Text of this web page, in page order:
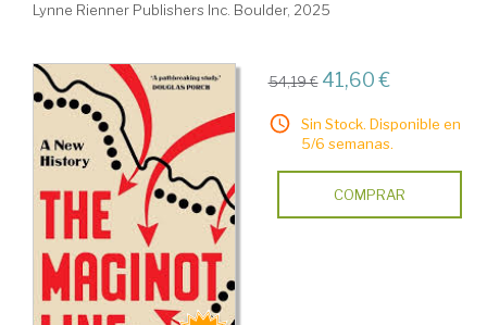
Lynne Rienner Publishers Inc. Boulder, 2025
54,19 € 41,60 €
Sin Stock. Disponible en
5/6 semanas.
COMPRAR